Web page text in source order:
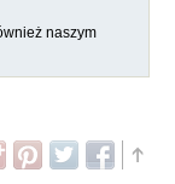
naszym